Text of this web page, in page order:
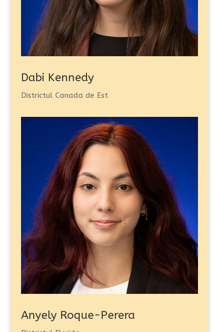
Dabi Kennedy
Districtul Canada de Est
Anyely Roque-Perera